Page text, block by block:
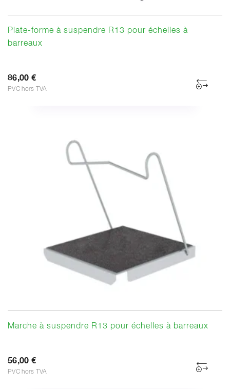
Plate-forme à suspendre R13 pour échelles à
barreaux
86,00 €
PVC hors TVA
Marche à suspendre R13 pour échelles à barreaux
56,00 €
PVC hors TVA